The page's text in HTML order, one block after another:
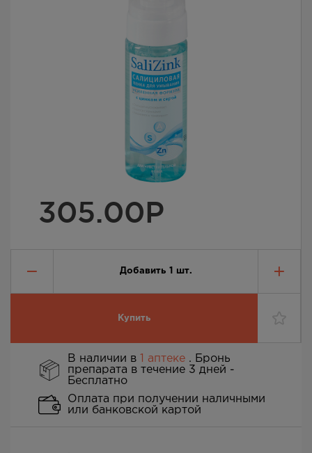
305.00Р
Добавить 1 шт.
Купить
В наличии в 1 аптеке . Бронь
препарата в течение 3 дней -
Бесплатно
Оплата при получении наличными
или банковской картой